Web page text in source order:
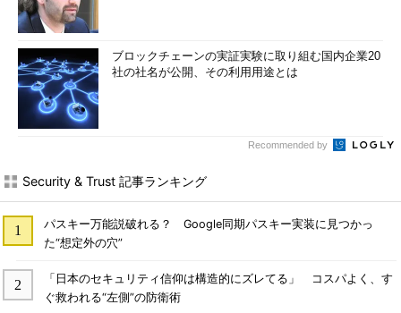
ブロックチェーンの実証実験に取り組む国内企業20
社の社名が公開、その利用用途とは
Recommended by
Security & Trust 記事ランキング
パスキー万能説破れる？ Google同期パスキー実装に見つかっ
た“想定外の穴”
「日本のセキュリティ信仰は構造的にズレてる」 コスパよく、す
ぐ救われる“左側”の防衛術